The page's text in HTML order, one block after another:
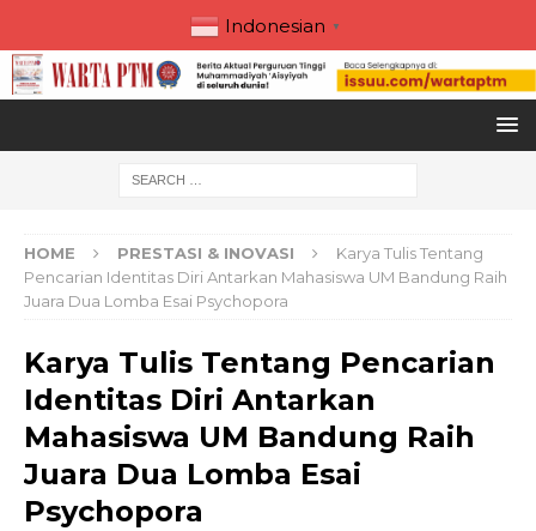
Indonesian ▼
HOME PRESTASI & INOVASI
Karya Tulis Tentang
Pencarian Identitas Diri Antarkan Mahasiswa UM Bandung Raih
Juara Dua Lomba Esai Psychopora
Karya Tulis Tentang Pencarian
Identitas Diri Antarkan
Mahasiswa UM Bandung Raih
Juara Dua Lomba Esai
Psychopora